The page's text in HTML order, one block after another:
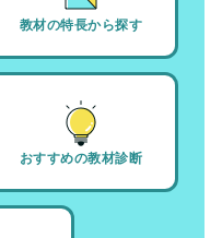
教材の特長から探す
おすすめの教材診断